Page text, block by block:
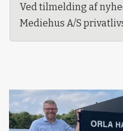
Ved tilmelding af
Mediehus A/S